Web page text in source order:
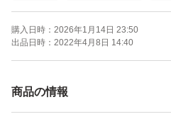
表面の汚れはふき取りました！
そこの所ご理解の上ご
購入下さい。
購入日時： 2026年1月14日 23:50
出品日時： 2022年4月8日 14:40
商品の情報